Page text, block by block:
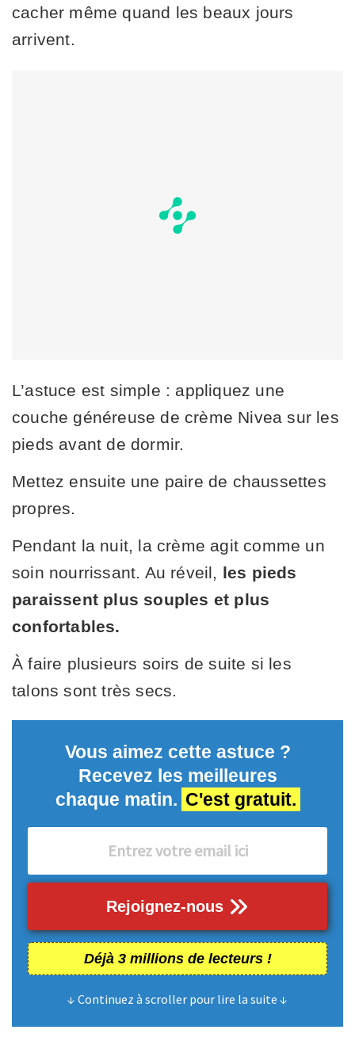
cacher même quand les beaux jours
arrivent.
L’astuce est simple : appliquez une
couche généreuse de crème Nivea sur les
pieds avant de dormir.
Mettez ensuite une paire de chaussettes
propres.
Pendant la nuit, la crème agit comme un
soin nourrissant. Au réveil, les pieds
paraissent plus souples et plus
confortables.
À faire plusieurs soirs de suite si les
talons sont très secs.
Vous aimez cette astuce ?
Recevez les meilleures
chaque matin. C'est gratuit.
Rejoignez-nous
Déjà 3 millions de lecteurs !
↓ Continuez à scroller pour lire la suite ↓